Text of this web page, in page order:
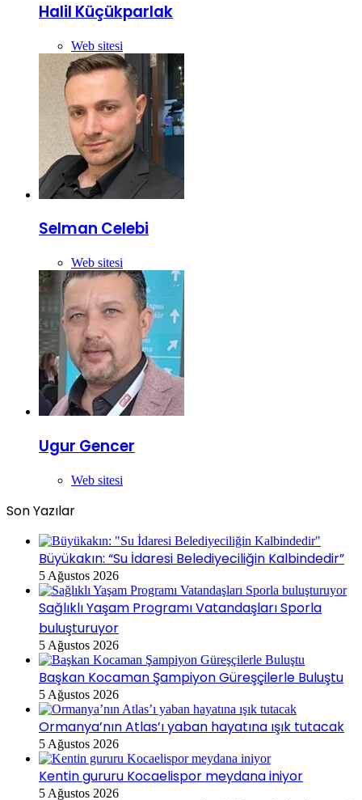
Halil Küçükparlak
Web sitesi
Selman Celebi
Web sitesi
Ugur Gencer
Web sitesi
Son Yazılar
Büyükakın: “Su İdaresi Belediyeciliğin Kalbindedir”
5 Ağustos 2026
Sağlıklı Yaşam Programı Vatandaşları Sporla
buluşturuyor
5 Ağustos 2026
Başkan Kocaman Şampiyon Güreşçilerle Buluştu
5 Ağustos 2026
Ormanya’nın Atlas’ı yaban hayatına ışık tutacak
5 Ağustos 2026
Kentin gururu Kocaelispor meydana iniyor
5 Ağustos 2026